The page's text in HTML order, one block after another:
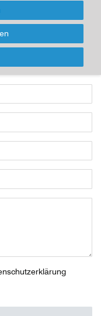
bitte Formular
bitte das Formular